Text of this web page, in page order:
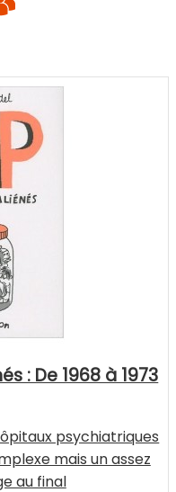
: De 1968 à 1973
psychiatriques
mais un assez
au final